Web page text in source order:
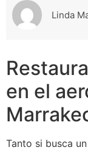
Linda
en el
Tanto si busca